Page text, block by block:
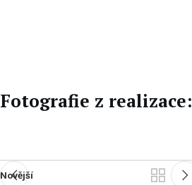
Fotografie z realizace:
Novější